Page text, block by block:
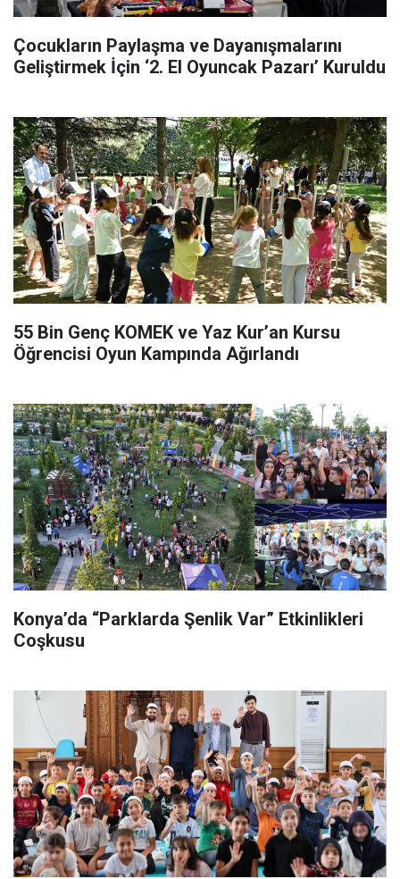
Çocukların Paylaşma ve Dayanışmalarını
Geliştirmek İçin ‘2. El Oyuncak Pazarı’ Kuruldu
55 Bin Genç KOMEK ve Yaz Kur’an Kursu
Öğrencisi Oyun Kampında Ağırlandı
Konya’da “Parklarda Şenlik Var” Etkinlikleri
Coşkusu